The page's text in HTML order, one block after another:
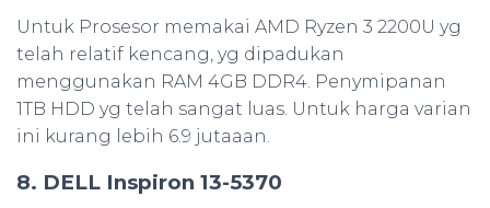
Untuk Prosesor memakai AMD Ryzen 3 2200U yg
telah relatif kencang, yg dipadukan
menggunakan RAM 4GB DDR4. Penymipanan
1TB HDD yg telah sangat luas. Untuk harga varian
ini kurang lebih 6.9 jutaaan.
8. DELL Inspiron 13-5370